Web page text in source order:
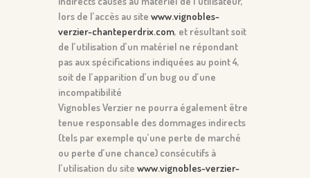
lors de l’accès au site www.vignobles-
verzier-chanteperdrix.com, et résultant soit
de l’utilisation d’un matériel ne répondant
pas aux spécifications indiquées au point 4,
soit de l’apparition d’un bug ou d’une
incompatibilité
Vignobles Verzier ne pourra également être
tenue responsable des dommages indirects
(tels par exemple qu’une perte de marché
ou perte d’une chance) consécutifs à
l’utilisation du site www.vignobles-verzier-